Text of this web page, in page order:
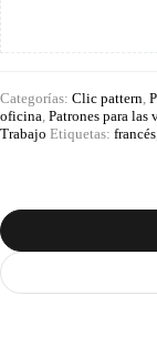
Categorías: Clic pattern
oficina Patrones para las
Trabajo Etiquetas: francés